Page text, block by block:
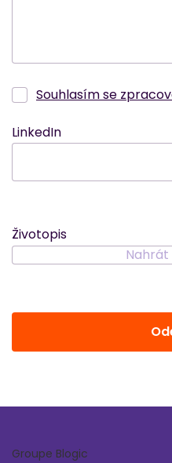
LinkedIn
Životopis
Nahrát
Souhlasím se
Groupe Blogic